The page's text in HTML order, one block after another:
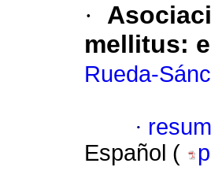
·
mellitus:
Rueda-
·
Español (